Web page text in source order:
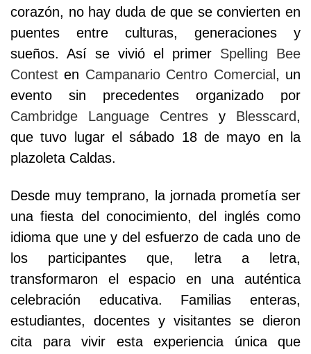
corazón, no hay duda de que se convierten en
puentes entre culturas, generaciones y
sueños. Así se vivió el primer Spelling Bee
Contest en Campanario Centro Comercial , un
evento sin precedentes organizado por
Cambridge Language Centres y Blesscard,
que tuvo lugar el sábado 18 de mayo en la
plazoleta Caldas.
Desde muy temprano, la jornada prometía ser
una fiesta del conocimiento, del inglés como
idioma que une y del esfuerzo de cada uno de
los participantes que, letra a letra,
transformaron el espacio en una auténtica
celebración educativa. Familias enteras,
estudiantes, docentes y visitantes se dieron
cita para vivir esta experiencia única que